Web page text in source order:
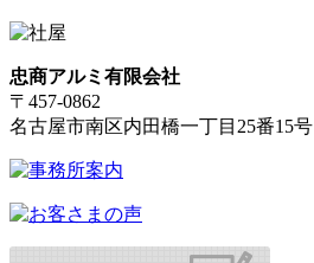
忠商アルミ有限会社
〒457-0862
名古屋市南区内田橋一丁目25番15号